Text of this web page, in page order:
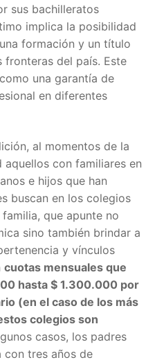
sus bachilleratos
implica la posibilidad
formación y un título
fronteras del país. Este
una garantía de
en diferentes
al momentos de la
con familiares en
e hijos que han
buscan en los colegios
que apunte no
sino también brindar a
y vínculos
cuotas mensuales que
hasta $ 1.300.000 por
(en el caso de los más
colegios son
casos, los padres
con tres años de